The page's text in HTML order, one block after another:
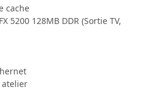
cache
5200 128MB DDR (Sortie TV,
atelier